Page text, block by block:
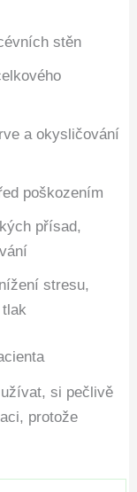
stěn
a okysličování
poškozením
přísad,
stresu,
si pečlivě
protože